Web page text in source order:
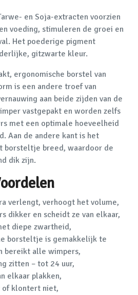
en Soja-extracten voorzien
voeding, stimuleren de groei en
Het poederige pigment
gitzwarte kleur.
ergonomische borstel van
is een andere troef van
aan beide zijden van de
vastgepakt en worden zelfs
met een optimale hoeveelheid
Aan de andere kant is het
borsteltje breed, waardoor de
dik zijn.
verlengt, verhoogt het volume,
dikker en scheidt ze van elkaar,
diepe zwartheid,
borsteltje is gemakkelijk te
bereikt alle wimpers,
zitten – tot 24 uur,
elkaar plakken,
klontert niet,